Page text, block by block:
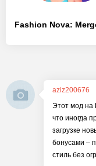
aziz200676
Этот мод на
что иногда
загрузке
бонусами –
стиль без